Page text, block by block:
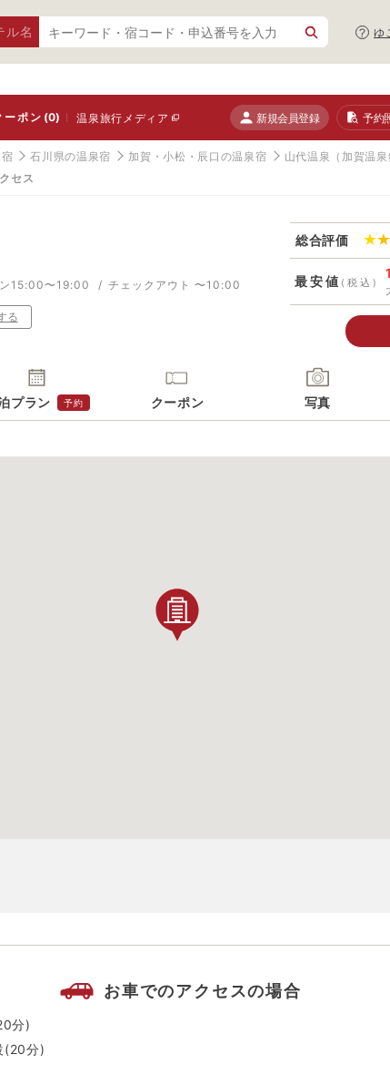
ル名 ゆ
ーポン(0) 温泉旅行メディア 新規会員登録 予約
石川県の温泉宿 加賀・小松・辰口の温泉宿
山代温泉（加賀温
セス
15:00〜19:00 チェックアウト 〜10:00
る
総合評価
最安値 (税込)
プラン 予約 クーポン 写真
お車でのアクセスの場合
分)
(20分)